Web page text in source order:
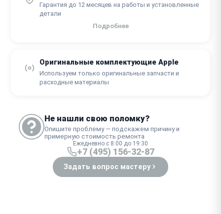
Гарантия до 12 месяцев на работы и установленные
детали
Подробнее
Оригинальные комплектующие Apple
Используем только оригинальные запчасти и
расходные материалы
Не нашли свою поломку?
Опишите проблему — подскажем причину и
примерную стоимость ремонта
Ежедневно с 8:00 до 19:30
+7 (495) 156-32-87
Задать вопрос мастеру